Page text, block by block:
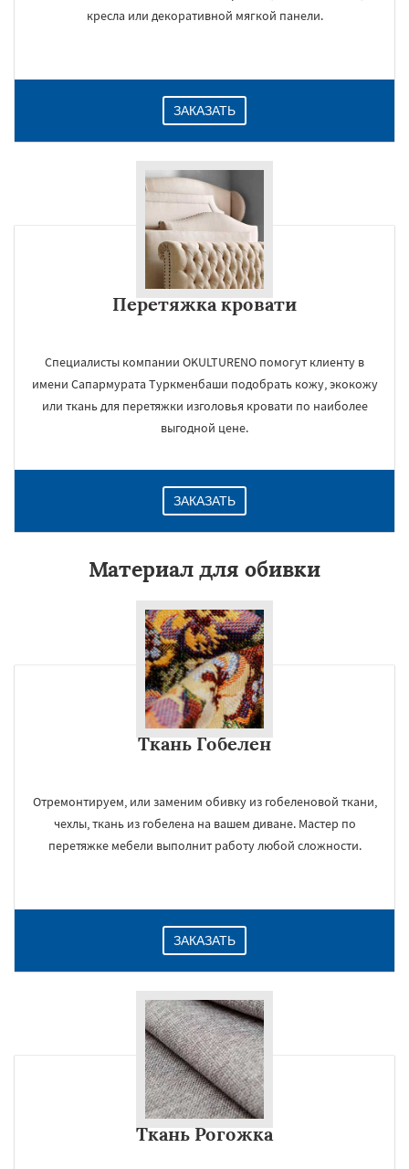
кресла или декоративной мягкой панели.
ЗАКАЗАТЬ
Перетяжка кровати
Специалисты компании OKULTURENO помогут клиенту в
имени Сапармурата Туркменбаши подобрать кожу, экокожу
или ткань для перетяжки изголовья кровати по наиболее
выгодной цене.
ЗАКАЗАТЬ
Материал для обивки
Ткань Гобелен
Отремонтируем, или заменим обивку из гобеленовой ткани,
чехлы, ткань из гобелена на вашем диване. Мастер по
перетяжке мебели выполнит работу любой сложности.
ЗАКАЗАТЬ
Ткань Рогожка